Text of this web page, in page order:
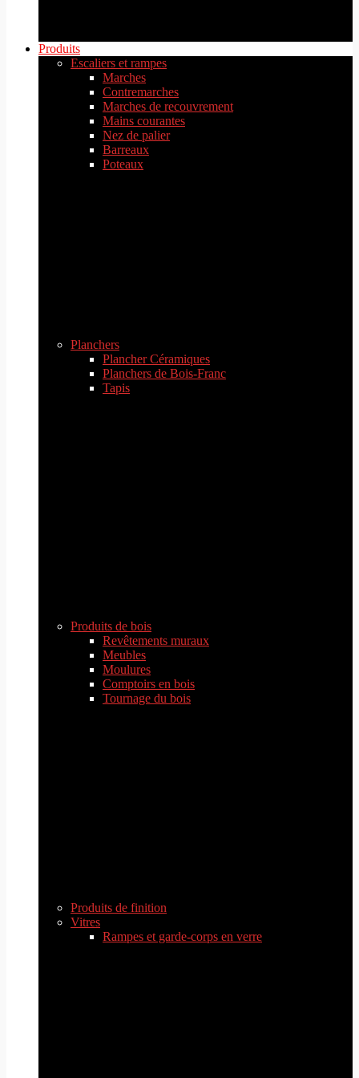
Produits
Escaliers et rampes
Marches
Contremarches
Marches de recouvrement
Mains courantes
Nez de palier
Barreaux
Poteaux
Planchers
Plancher Céramiques
Planchers de Bois-Franc
Tapis
Produits de bois
Revêtements muraux
Meubles
Moulures
Comptoirs en bois
Tournage du bois
Produits de finition
Vitres
Rampes et garde-corps en verre